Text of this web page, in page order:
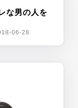
な男の人を
06-28